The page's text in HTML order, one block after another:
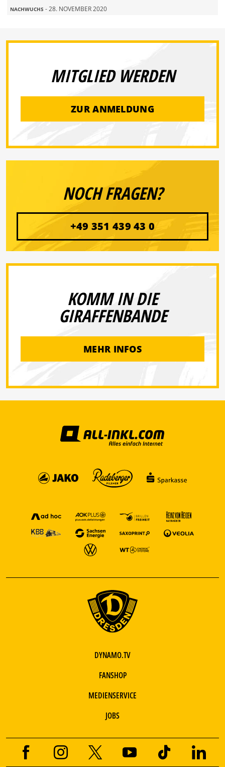
NACHWUCHS - 28. NOVEMBER 2020
MITGLIED WERDEN
ZUR ANMELDUNG
NOCH FRAGEN?
+49 351 439 43 0
KOMM IN DIE
GIRAFFENBANDE
MEHR INFOS
DYNAMO.TV
FANSHOP
MEDIENSERVICE
JOBS